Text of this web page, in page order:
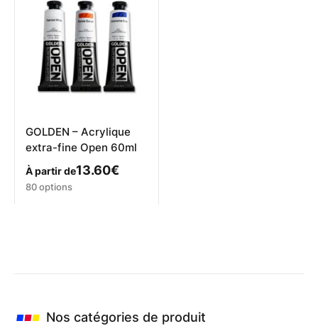
options
peuvent
être
choisies
sur
produit
GOLDEN – Acrylique
extra-fine Open 60ml
À partir de13.60€
Ce
options
choisies
80 options
Nos catégories de produit